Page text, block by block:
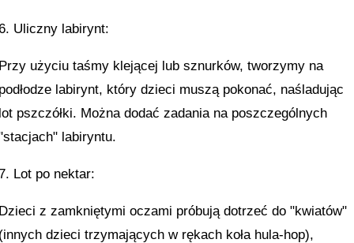
Uliczny labirynt:
użyciu taśmy klejącej lub sznurków, tworzymy na
labirynt, który dzieci muszą pokonać, naśladując
pszczółki. Można dodać zadania na poszczególnych
labiryntu.
Lot po nektar:
z zamkniętymi oczami próbują dotrzeć do "kwiatów"
dzieci trzymających w rękach koła hula-hop),